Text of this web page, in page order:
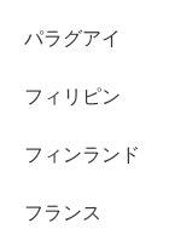
パラグアイ
フィリピン
フィンランド
フランス